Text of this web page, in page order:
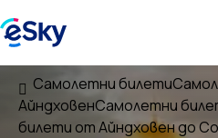
Самолетни билети
АйндховенСамолетни
билети от Айндховен до